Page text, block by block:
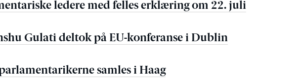
ledere med felles erklæring om 22. juli
Gulati deltok på EU-konferanse i Dublin
parlamentarikerne samles i Haag